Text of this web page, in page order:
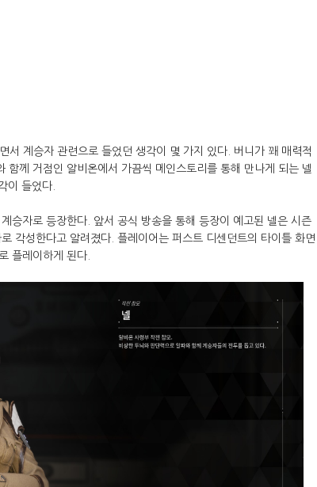
서 계승자 관련으로 들었던 생각이 몇 가지 있다. 버니가 꽤 매력적
함께 거점인 알비온에서 가끔씩 메인스토리를 통해 만나게 되는 넬
이 들었다.
승자로 등장한다. 앞서 공식 방송을 통해 등장이 예고된 넬은 시즌
각성한다고 알려졌다. 플레이어는 퍼스트 디센던트의 타이틀 화면
플레이하게 된다.